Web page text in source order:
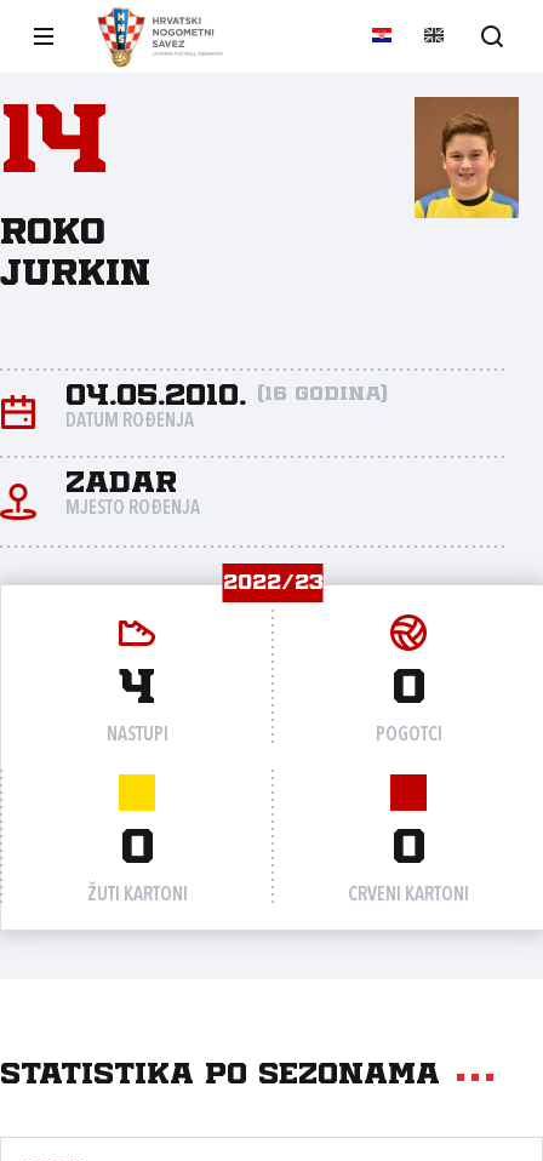
14
Roko
Jurkin
04.05.2010. (16 godina)
DATUM ROĐENJA
Zadar
MJESTO ROĐENJA
2022/23
4
NASTUPI
0
POGOTCI
0
ŽUTI KARTONI
0
CRVENI KARTONI
Statistika po sezonama